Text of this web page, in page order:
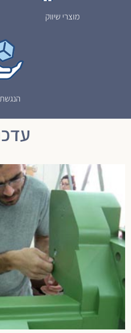
מוצרי שיווק
פירוט שיטות
תהליך היציקה הינו תהליך שבו
החומר עובר ריאקציה שבסיומה